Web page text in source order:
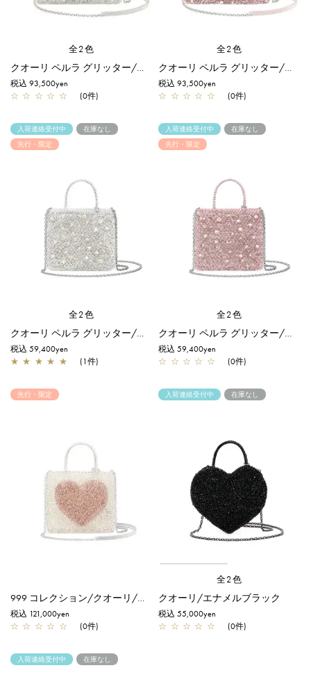
全2色
クオーリ ペルラ グリッター/ミディアム/ホワイトシルバー【一部店舗先行販売商品】
税込 93,500yen
☆ ☆ ☆ ☆ ☆ (0件)
全2色
クオーリ ペルラ グリッター/ミディアム/フラミンゴシルバー【一部店舗先行販売商品】
税込 93,500yen
☆ ☆ ☆ ☆ ☆ (0件)
入荷連絡受付中
在庫なし
先行・限定
全2色
税込 59,400yen
★ ★ ★ ★ ★ (1件)
入荷連絡受付中
在庫なし
先行・限定
全2色
税込 59,400yen
☆ ☆ ☆ ☆ ☆ (0件)
先行・限定
999 コレクション/クオーリ/ピュアシルバー×ピュアシルバーピンク【一部店舗先行販売商品】
税込 121,000yen
☆ ☆ ☆ ☆ ☆ (0件)
入荷連絡受付中 在庫なし
全2色
クオーリ/エナメルブラック
税込 55,000yen
☆ ☆ ☆ ☆ ☆ (0件)
入荷連絡受付中 在庫なし